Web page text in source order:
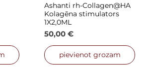
Ātrais skats
Ashanti rh-Collagen@HA
Kolagēna stimulators
1X2,0ML
Cena
50,00 €
pievienot grozam